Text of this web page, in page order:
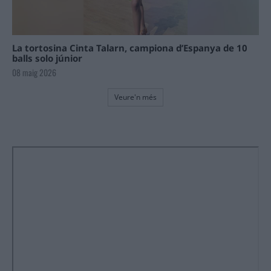
La tortosina Cinta Talarn, campiona d’Espanya de 10
balls solo júnior
08 maig 2026
Veure'n més